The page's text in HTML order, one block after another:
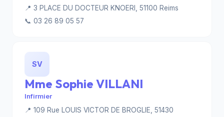
📍 3 PLACE DU DOCTEUR KNOERI, 51100 Reims
📞 03 26 89 05 57
SV
Mme Sophie VILLANI
Infirmier
📍 109 Rue LOUIS VICTOR DE BROGLIE, 51430